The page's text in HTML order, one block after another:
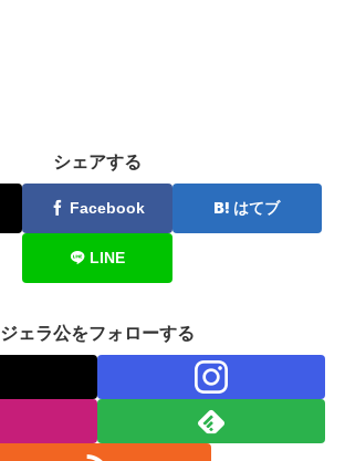
シェアする
Facebook はてブ
LINE
ジェラ公をフォローする